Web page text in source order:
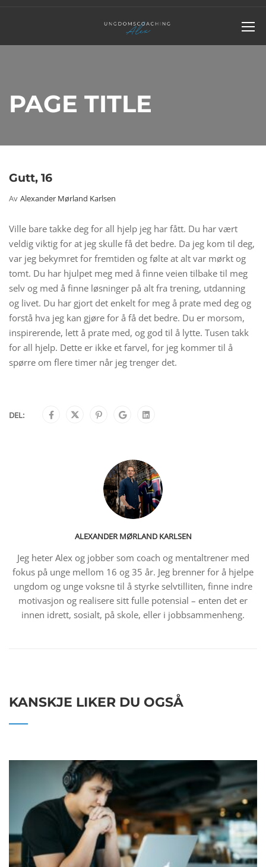
PAGE TITLE
Gutt, 16
Av Alexander Mørland Karlsen
Ville bare takke deg for all hjelp jeg har fått. Du har vært
veldig viktig for at jeg skulle få det bedre. Da jeg kom til deg,
var jeg bekymret for fremtiden og følte at alt var mørkt og
tomt. Du har hjulpet meg med å finne veien tilbake til meg
selv og med å finne løsninger på alt fra trening, utdanning
og livet. Du har gjort det enkelt for meg å prate med deg og
forstå hva jeg kan gjøre for å få det bedre. Du er morsom,
inspirerende, lett å prate med, og god til å lytte. Tusen takk
for all hjelp. Dette er ikke et farvel, for jeg kommer til å
spørre om flere timer når jeg trenger det.
DEL:
ALEXANDER MØRLAND KARLSEN
Jeg heter Alex og jobber som coach og mentaltrener med
fokus på unge mellom 16 og 35 år. Jeg brenner for å hjelpe
ungdom og unge voksne til å styrke selvtilliten, finne indre
motivasjon og realisere sitt fulle potensial – enten det er
innen idrett, sosialt, på skole, eller i jobbsammenheng.
KANSKJE LIKER DU OGSÅ